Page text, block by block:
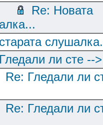
Re: Новата
старата
Гледали ли сте -->
Re: Гледали ли
Re: Гледали ли